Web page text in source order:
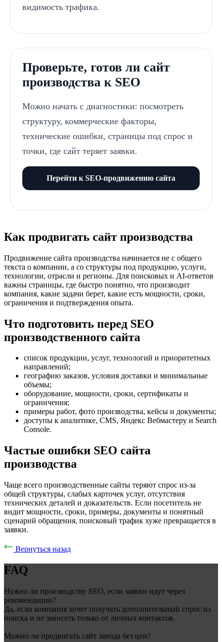
Вакансии
видимость трафика.
Проверьте, готов ли сайт
производства к SEO
Можно начать с диагностики: посмотреть
структуру, коммерческие факторы,
технические ошибки, страницы под спрос и
точки, где сайт теряет заявки.
Перейти к SEO-продвижению сайта
Как продвигать сайт производства
Продвижение сайта производства начинается не с общего
текста о компании, а со структуры под продукцию, услуги,
технологии, отрасли и регионы. Для поисковых и AI-ответов
важны страницы, где быстро понятно, что производит
компания, какие задачи берет, какие есть мощности, сроки,
ограничения и подтверждения опыта.
Что подготовить перед SEO
производственного сайта
список продукции, услуг, технологий и приоритетных
направлений;
географию заказов, условия доставки и минимальные
объемы;
оборудование, мощности, сроки, сертификаты и
ограничения;
примеры работ, фото производства, кейсы и документы;
доступы к аналитике, CMS, Яндекс Вебмастеру и Search
Console.
Частые ошибки SEO сайта
производства
Чаще всего производственные сайты теряют спрос из-за
общей структуры, слабых карточек услуг, отсутствия
технических деталей и доказательств. Если посетитель не
видит мощности, сроки, примеры, документы и понятный
сценарий обращения, поисковый трафик хуже превращается в
заявки.
Вернуться назад
FAQ
Нужно ли производству SEO, если заявки идут через
рекомендации?
Да, если компания хочет получать дополнительный спрос из
поиска и не зависеть только от личных контактов.
Можно ли продвигать сайт завода без цен?